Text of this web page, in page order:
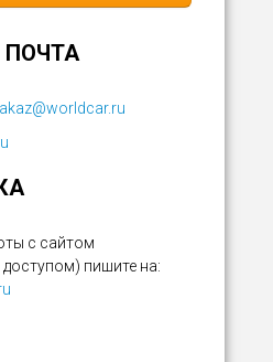
ПОЧТА
с сайтом
пишите на: